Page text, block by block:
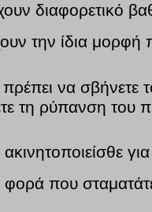
διαφορετικό
την ίδια μορφή
να σβήνετε
τη ρύπανση του
που